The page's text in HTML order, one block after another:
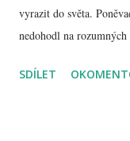
vyrazit do světa.
nedohodl na
pádem vyvstává pár
SDÍLET